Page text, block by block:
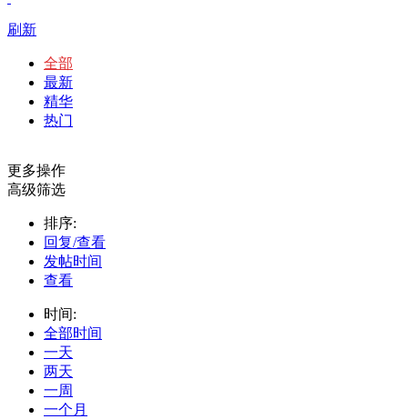
刷新
全部
最新
精华
热门
更多操作
高级筛选
排序:
回复/查看
发帖时间
查看
时间:
全部时间
一天
两天
一周
一个月